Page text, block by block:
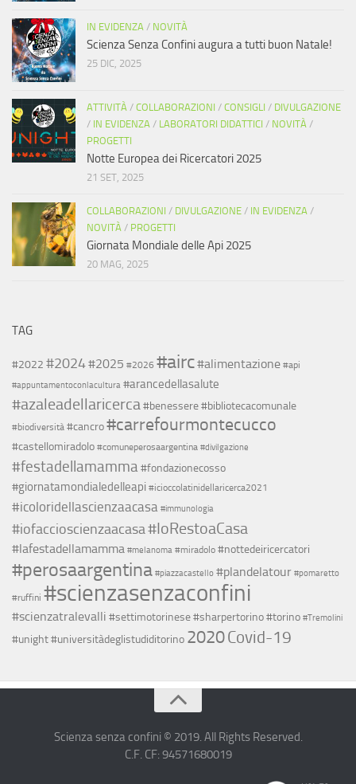
IN EVIDENZA / NOVITÀ
Scienza Senza Confini augura a tutti buon Natale!
25 DIC, 2025
ATTIVITÀ / COLLABORAZIONI / CONSIGLI / DIVULGAZIONE
/ IN EVIDENZA / LABORATORI DIDATTICI / NOVITÀ /
PROGETTI
Notte Europea dei Ricercatori 2025
21 SET, 2025
COLLABORAZIONI / DIVULGAZIONE / IN EVIDENZA /
NOVITÀ / PROGETTI
Giornata Mondiale delle Api 2025
20 MAG, 2025
TAG
#2022 #2024#2025 #2026 #airc#alimentazione #api
#appuntamentoconlacultura #arancedellasalute
#azaleadellaricerca#benessere#bibliotecacomunale
#biodiversità #cancro#carrefourmontecucco
#castellomiradolo #comuneperosaargentina #divilgazione
#festadellamamma #fondazionecosso
#giornatamondialedelleapi #icioccolatinidellaricerca2021
#icoloridellascienzaacasa #immunologia
#iofaccioscienzaacasa#IoRestoaCasa
#lafestadellamamma #melanoma #miradolo #nottedeiricercatori
#perosaargentina #piazzacastello #plandelatour #pomaretto
#ruffini #scienzasenzaconfini
#scienzatralevalli #settimotorinese#sharpertorino#torino #Tremolini
#unight#universitàdeglistudiditorino 2020Covid-19
Scienza senza confini © 2019. All Rights Reserved.
C.F. CF: 94571680019